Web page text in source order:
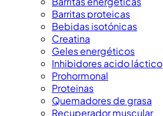
Barritas proteicas
Bebidas isotónicas
Creatina
Geles energéticos
Inhibidores acido láctico
Prohormonal
Proteinas
Quemadores de grasa
Recuperador muscular